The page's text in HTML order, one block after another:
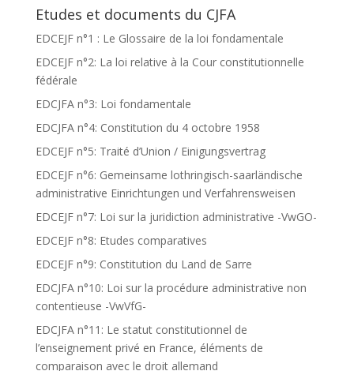
Etudes et documents du CJFA
EDCEJF n°1 : Le Glossaire de la loi fondamentale
EDCEJF n°2: La loi relative à la Cour constitutionnelle
fédérale
EDCJFA n°3: Loi fondamentale
EDCJFA n°4: Constitution du 4 octobre 1958
EDCEJF n°5: Traité d’Union / Einigungsvertrag
EDCEJF n°6: Gemeinsame lothringisch-saarländische
administrative Einrichtungen und Verfahrensweisen
EDCEJF n°7: Loi sur la juridiction administrative -VwGO-
EDCEJF n°8: Etudes comparatives
EDCEJF n°9: Constitution du Land de Sarre
EDCJFA n°10: Loi sur la procédure administrative non
contentieuse -VwVfG-
EDCJFA n°11: Le statut constitutionnel de
l’enseignement privé en France, éléments de
comparaison avec le droit allemand